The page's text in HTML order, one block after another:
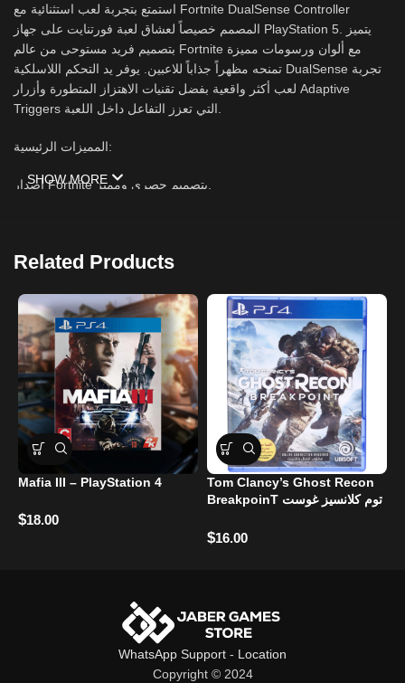
استمتع بتجربة لعب استثنائية مع Fortnite DualSense Controller
المصمم خصيصاً لعشاق لعبة فورتنايت على جهاز PlayStation 5. يتميز
بتصميم فريد مستوحى من عالم Fortnite مع ألوان ورسومات مميزة
تمنحه مظهراً جذاباً للاعبين. يوفر يد التحكم اللاسلكية DualSense تجربة
لعب أكثر واقعية بفضل تقنيات الاهتزاز المتطورة وأزرار Adaptive
المميزات الرئيسية:
Adaptive Triggers لتجربة لعب أكثر تفاعلاً.
بطارية قابلة لإعادة الشحن عبر USB-C.
مثالية لعشاق Fortnite وجامعي الإصدارات الخاصة.
SHOW MORE
Related Products
Mafia III – PlayStation 4
$18.00
Tom Clancy’s Ghost Recon
BreakpoinT توم كلانسيز غوست
$16.00
WhatsApp Support - Location
Copyright © 2024